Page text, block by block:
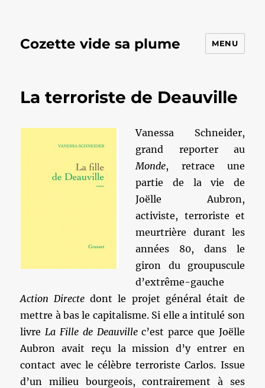
Cozette vide sa plume MENU
La terroriste de Deauville
Vanessa Schneider,
grand reporter au
Monde, retrace une
partie de la vie de
Joëlle Aubron,
activiste, terroriste et
meurtrière durant les
années 80, dans le
giron du groupuscule
d’extrême-gauche
Action Directe dont le projet général était de
mettre à bas le capitalisme. Si elle a intitulé son
livreLa Fille de Deauvillec’est parce que Joëlle
Aubron avait reçu la mission d’y entrer en
contact avec le célèbre terroriste Carlos. Issue
d’un milieu bourgeois, contrairement à ses